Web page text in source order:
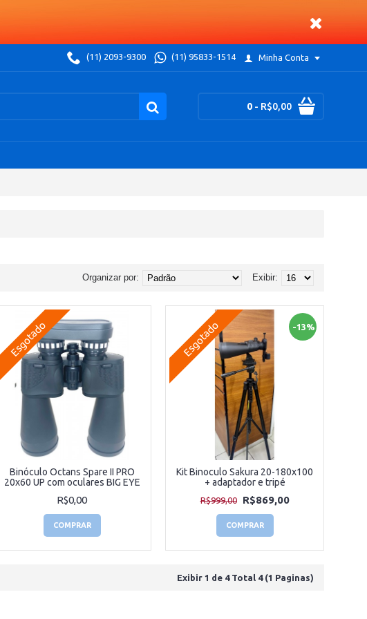
(11) 2093-9300 (11) 95833-1514 Minha Conta
0 - R$0,00
Exibir:
Organizar por:
Esgotado
Binóculo Octans Spare II PRO
20x60 UP com oculares BIG EYE
R$0,00
COMPRAR
-13%
Esgotado
Kit Binoculo Sakura 20-180x100
+ adaptador e tripé
R$999,00 R$869,00
COMPRAR
Exibir 1 de 4 Total 4 (1 Paginas)